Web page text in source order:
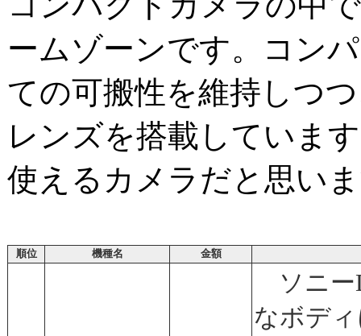
ームゾーンです。コン
ての可搬性を維持しつ
レンズを搭載していま
使えるカメラだと思い
順位 機種名 金額
ソニー
なボデ